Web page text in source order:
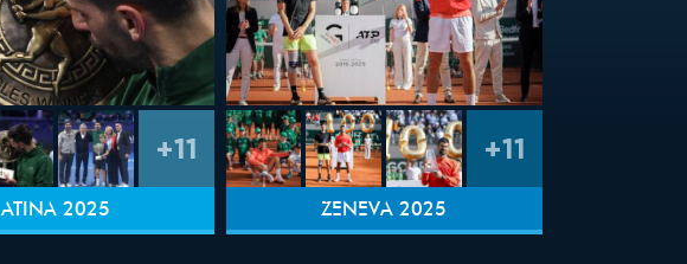
+11
ATINA 2025
+11
ŽENEVA 2025